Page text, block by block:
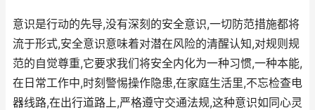
意识是行动的先导,没有深刻的安全意识,一切防范措施都将
流于形式,安全意识意味着对潜在风险的清醒认知,对规则规
范的自觉尊重,它要求我们将安全内化为一种习惯,一种本能,
在日常工作中,时刻警惕操作隐患,在家庭生活里,不忘检查电
器线路,在出行道路上,严格遵守交通法规,这种意识如同心灵